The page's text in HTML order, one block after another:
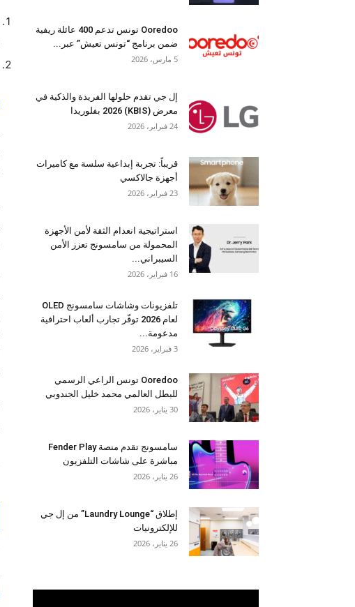
Ooredoo تونس تدعم 400 عائلة ريفية
ضمن برنامج “تونس تعيش” عبر...
5 مارس، 2026
إل جي تقدم حلولها الفريدة والذكية في
معرض (KBIS) 2026 بفلوريدا
24 فبراير، 2026
قريباً: تجربة إبداعية سلسة مع كاميرات
أجهزة جالاكسي
23 فبراير، 2026
استراتيجية انعدام الثقة لأمن الأجهزة
المحمولة من سامسونج تعزز الأمن
السيبراني...
16 فبراير، 2026
تلفزيونات وشاشات سامسونج OLED
لعام 2026 توفّر تجارب ألعاب احترافية
مدعومة...
3 فبراير، 2026
Ooredoo تونس الراعي الرسمي
للبطل العالمي محمد خليل الجندوبي
30 يناير، 2026
سامسونج تقدم منصة Fender Play
مباشرة على شاشات التلفزيون
26 يناير، 2026
إطلاق “Laundry Lounge” من إل جي
للإلكترونيات
26 يناير، 2026